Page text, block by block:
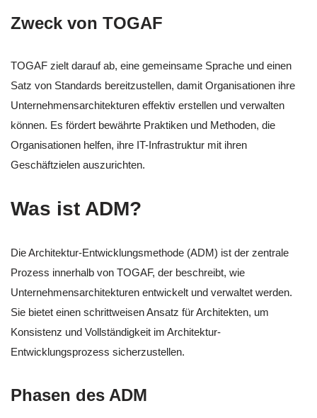
Zweck von TOGAF
TOGAF zielt darauf ab, eine gemeinsame Sprache und einen
Satz von Standards bereitzustellen, damit Organisationen ihre
Unternehmensarchitekturen effektiv erstellen und verwalten
können. Es fördert bewährte Praktiken und Methoden, die
Organisationen helfen, ihre IT-Infrastruktur mit ihren
Geschäftzielen auszurichten.
Was ist ADM?
Die Architektur-Entwicklungsmethode (ADM) ist der zentrale
Prozess innerhalb von TOGAF, der beschreibt, wie
Unternehmensarchitekturen entwickelt und verwaltet werden.
Sie bietet einen schrittweisen Ansatz für Architekten, um
Konsistenz und Vollständigkeit im Architektur-
Entwicklungsprozess sicherzustellen.
Phasen des ADM